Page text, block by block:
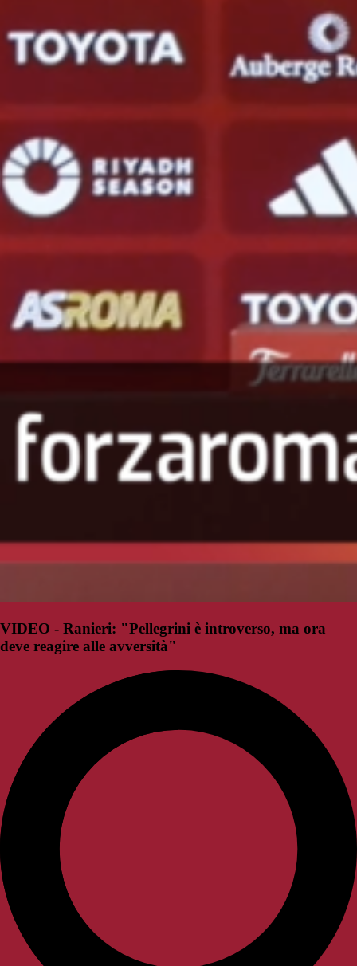
VIDEO - Ranieri: "Pellegrini è introverso, ma ora
deve reagire alle avversità"